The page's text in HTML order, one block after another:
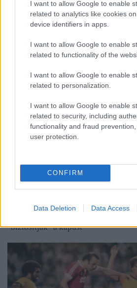
I want to allow Google to enable
related to analytics like cookies
device identifiers in apps.
I want to allow Google to enable
related to functionality of the
I want to allow Google to enable
related to personalization.
I want to allow Google to enable
related to security, including
functionality and fraud
user protection.
CONFIRM
Data Deletion Data Access
fiatal, még nagyra hivatott kapus,
"biztosítják" a kapust